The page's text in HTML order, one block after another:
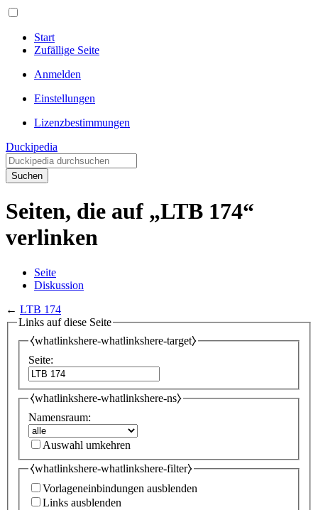
Start
Zufällige Seite
Anmelden
Einstellungen
Lizenzbestimmungen
Duckipedia
Suchen
Seiten, die auf „LTB 174“
verlinken
Seite
Diskussion
← LTB 174
Links auf diese Seite
⧼whatlinkshere-whatlinkshere-target⧽
Seite:
⧼whatlinkshere-whatlinkshere-ns⧽
Namensraum:
Auswahl umkehren
⧼whatlinkshere-whatlinkshere-filter⧽
Vorlageneinbindungen ausblenden
Links ausblenden